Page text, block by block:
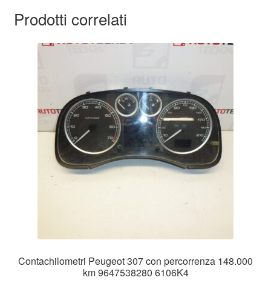
Prodotti correlati
Contachilometri Peugeot 307 con percorrenza 148.000
km 9647538280 6106K4